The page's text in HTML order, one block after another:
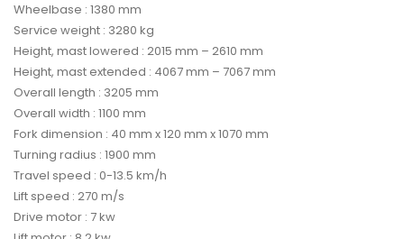
Wheelbase : 1380 mm
Service weight : 3280 kg
Height, mast lowered : 2015 mm – 2610 mm
Height, mast extended : 4067 mm – 7067 mm
Overall length : 3205 mm
Overall width : 1100 mm
Fork dimension : 40 mm x 120 mm x 1070 mm
Turning radius : 1900 mm
Travel speed : 0-13.5 km/h
Lift speed : 270 m/s
Drive motor : 7 kw